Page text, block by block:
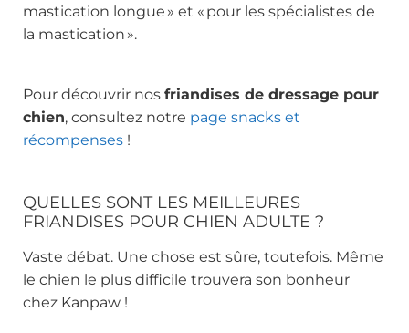
mastication longue » et « pour les spécialistes de
la mastication ».
Pour découvrir nos friandises de dressage pour
chien, consultez notre page snacks et
récompenses !
QUELLES SONT LES MEILLEURES
FRIANDISES POUR CHIEN ADULTE ?
Vaste débat. Une chose est sûre, toutefois. Même
le chien le plus difficile trouvera son bonheur
chez Kanpaw !